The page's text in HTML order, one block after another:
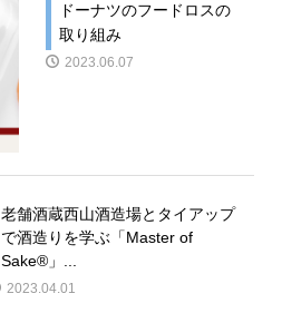
ドーナツのフードロスの
取り組み
2023.06.07
老舗酒蔵西山酒造場とタイアップ
で酒造りを学ぶ「Master of
Sake®」...
2023.04.01